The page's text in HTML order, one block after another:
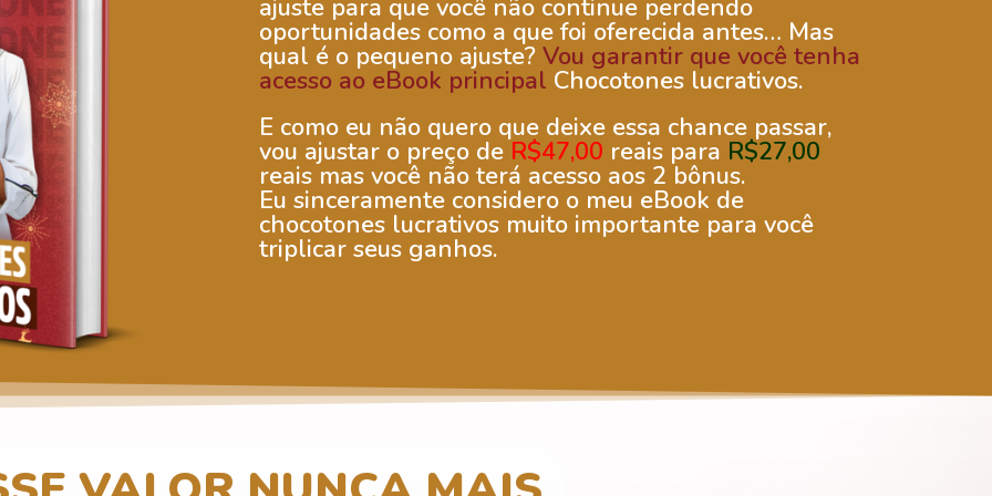
ajuste para que você não continue perdendo
oportunidades como a que foi oferecida antes… Mas
qual é o pequeno ajuste? Vou garantir que você tenha
acesso ao eBook principal Chocotones lucrativos.
E como eu não quero que deixe essa chance passar,
vou ajustar o preço de R$47,00 reais para R$27,00
reais mas você não terá acesso aos 2 bônus.
Eu sinceramente considero o meu eBook de
chocotones lucrativos muito importante para você
triplicar seus ganhos.